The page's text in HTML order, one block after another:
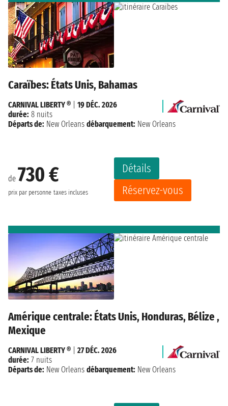
Caraïbes: États Unis, Bahamas
de 730 €
prix par personne taxes incluses
Détails
Réservez-vous
CARNIVAL LIBERTY ®
19 DÉC. 2026
durée: 8 nuits
Départs de: New Orleans débarquement: New Orleans
Amérique centrale: États Unis, Honduras, Bélize ,
Mexique
CARNIVAL LIBERTY ®
27 DÉC. 2026
durée: 7 nuits
Départs de: New Orleans débarquement: New Orleans